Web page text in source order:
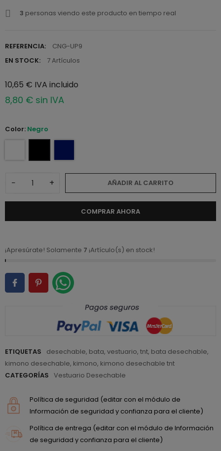
3 personas viendo este producto en tiempo real
REFERENCIA:
CNG-UP9
EN STOCK:
7 Artículos
10,65 € IVA incluido
8,80 € sin IVA
Color: Negro
− + AÑADIR AL CARRITO
COMPRAR AHORA
¡Apresúrate! Solamente 7 ¡Artículo(s) en stock!
ETIQUETAS desechable, bata, vestuario, tnt, bata desechable,
kimono desechable, kimono, kimono desechable tnt
CATEGORÍAS Vestuario Desechable
Política de seguridad (editar con el módulo de
Información de seguridad y confianza para el cliente)
Política de entrega (editar con el módulo de Información
de seguridad y confianza para el cliente)